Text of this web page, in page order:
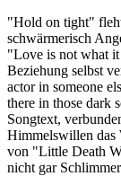
"Hold on tight"
schwärmerisch
"Love is not what it
Beziehung selbst
actor in someone
there in those dark
Songtext,
Himmelswillen das
von "Little Death
nicht gar